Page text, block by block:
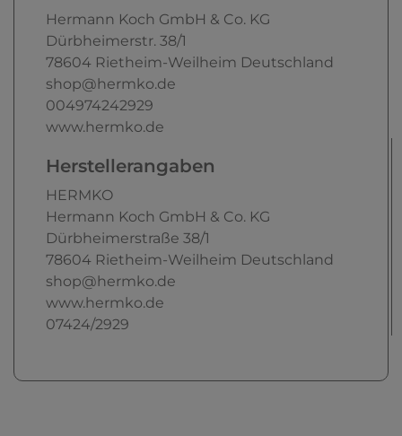
Hermann Koch GmbH & Co. KG
Dürbheimerstr. 38/1
78604 Rietheim-Weilheim Deutschland
shop@hermko.de
004974242929
www.hermko.de
Herstellerangaben
HERMKO
Hermann Koch GmbH & Co. KG
Dürbheimerstraße 38/1
78604 Rietheim-Weilheim Deutschland
shop@hermko.de
www.hermko.de
07424/2929